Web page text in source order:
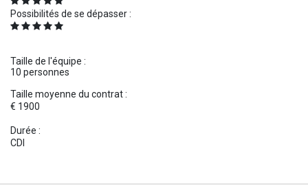
Possibilités de se dépasser :
Taille de l'équipe :
10 personnes
Taille moyenne du contrat :
€ 1900
Durée :
CDI